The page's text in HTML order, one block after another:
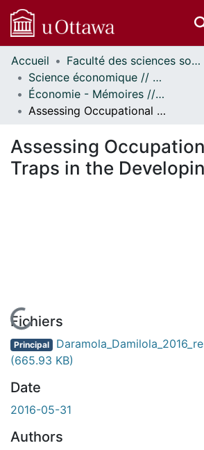
Communautés
et collections
Parcourir
Statistiques
À propos
Accueil
Faculté des sciences sociales // Faculty of Social Sciences
Science économique // Economics
Économie - Mémoires // Economics - Research Papers
Assessing Occupational Poverty Traps in the Developing World
Assessing
Traps in the
En cours de chargement...
Fichiers
Principal
(665.93 KB)
Date
2016-05-31
Authors